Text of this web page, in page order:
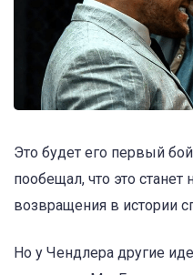
Это будет его первый
пообещал, что это
возвращения в истории
Но у Чендлера другие